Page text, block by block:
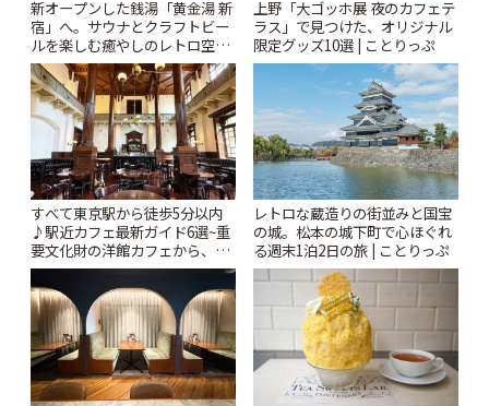
新オープンした銭湯「黄金湯 新
宿」へ。サウナとクラフトビー
ルを楽しむ癒やしのレトロ空間
| ことりっぷ
上野「大ゴッホ展 夜のカフェテ
ラス」で見つけた、オリジナル
限定グッズ10選 | ことりっぷ
すべて東京駅から徒歩5分以内
♪駅近カフェ最新ガイド6選~重
要文化財の洋館カフェから、改
札すぐのレトロ喫茶まで~ | こと
りっぷ
レトロな蔵造りの街並みと国宝
の城。松本の城下町で心ほぐれ
る週末1泊2日の旅 | ことりっぷ